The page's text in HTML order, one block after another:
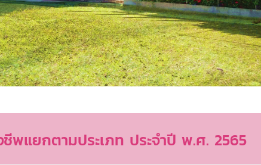
พแยกตามประเภท ประจำปี พ.ศ. 2565